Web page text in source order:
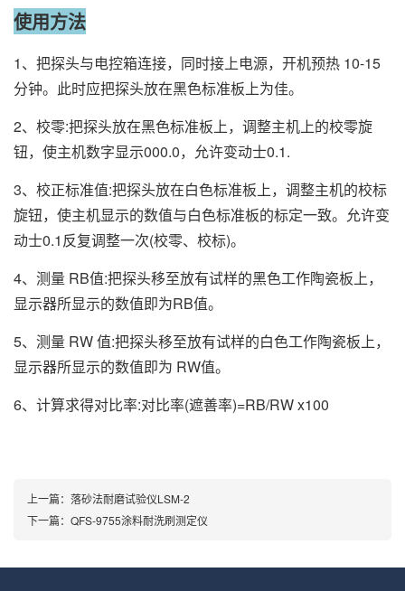
使用方法
1、把探头与电控箱连接，同时接上电源，开机预热 10-15
分钟。此时应把探头放在黑色标准板上为佳。
2、校零:把探头放在黑色标准板上，调整主机上的校零旋
钮，使主机数字显示000.0，允许变动士0.1.
3、校正标准值:把探头放在白色标准板上，调整主机的校标
旋钮，使主机显示的数值与白色标准板的标定一致。允许变
动士0.1反复调整一次(校零、校标)。
4、测量 RB值:把探头移至放有试样的黑色工作陶瓷板上，
显示器所显示的数值即为RB值。
5、测量 RW 值:把探头移至放有试样的白色工作陶瓷板上，
显示器所显示的数值即为 RW值。
6、计算求得对比率:对比率(遮善率)=RB/RW x100
上一篇： 落砂法耐磨试验仪LSM-2
下一篇： QFS-9755涂料耐洗刷测定仪